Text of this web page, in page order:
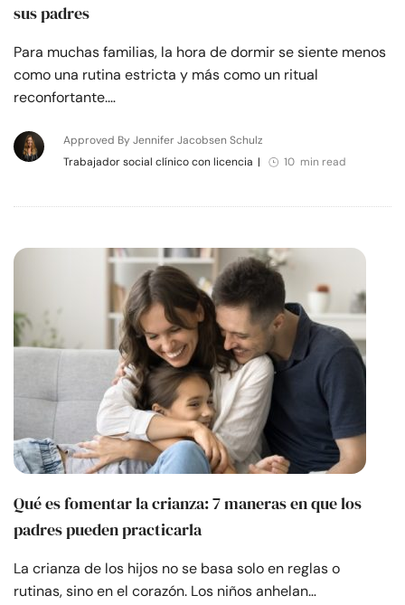
sus padres
Para muchas familias, la hora de dormir se siente menos
como una rutina estricta y más como un ritual
reconfortante.…
Approved By Jennifer Jacobsen Schulz
Trabajador social clínico con licencia | 10 min read
Qué es fomentar la crianza: 7 maneras en que los
padres pueden practicarla
La crianza de los hijos no se basa solo en reglas o
rutinas, sino en el corazón. Los niños anhelan…